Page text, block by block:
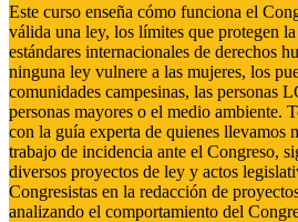
Este curso enseña cómo funciona el
válida una ley, los límites que protegen
estándares internacionales de derechos
ninguna ley vulnere a las mujeres, los
comunidades campesinas, las personas
personas mayores o el medio ambiente.
con la guía experta de quienes llevamos
trabajo de incidencia ante el Congreso,
diversos proyectos de ley y actos
Congresistas en la redacción de
analizando el comportamiento del